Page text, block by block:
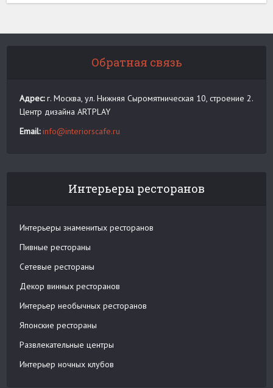
Обратная связь
Адрес:г. Москва, ул. Нижняя Сыромятническая 10, строение 2.
Центр дизайна ARTPLAY
Email: info@interiorscafe.ru
Интерьеры ресторанов
Интерьеры знаменитых ресторанов
Пивные рестораны
Сетевые рестораны
Декор винных ресторанов
Интерьер необычных ресторанов
Японские рестораны
Развлекательные центры
Интерьер ночных клубов